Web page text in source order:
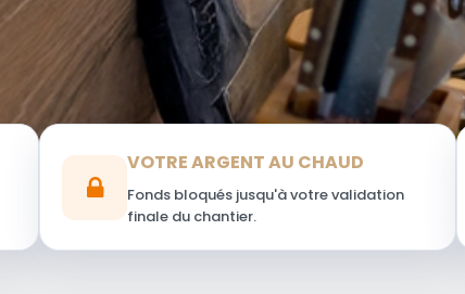
VOTRE ARGENT AU CHAUD
Fonds bloqués jusqu'à votre validation
finale du chantier.